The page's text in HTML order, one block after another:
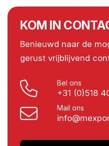
KOM IN
Benieuwd naar de
gerust vrijblijvend
Bel ons
+31 (0)518
Mail ons